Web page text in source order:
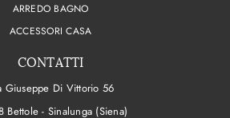
ARREDO BAGNO
ACCESSORI CASA
CONTATTI
Giuseppe Di Vittorio 56
Bettole - Sinalunga (Siena)